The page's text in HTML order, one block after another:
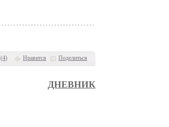
(4) Нравится Поделиться
ДНЕВНИК